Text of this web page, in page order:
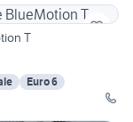
T
Euro 6